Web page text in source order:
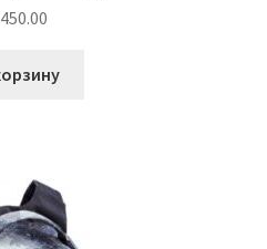
450.00